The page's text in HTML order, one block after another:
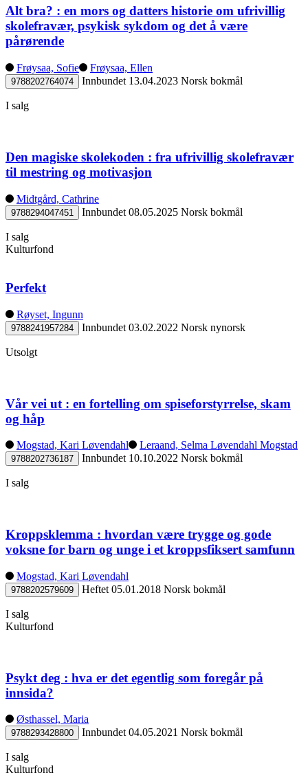
Alt bra? : en mors og datters historie om ufrivillig
skolefravær, psykisk sykdom og det å være
pårørende
Frøysaa, Sofie Frøysaa, Ellen
9788202764074 Innbundet 13.04.2023 Norsk bokmål
I salg
Den magiske skolekoden : fra ufrivillig skolefravær
til mestring og motivasjon
Midtgård, Cathrine
9788294047451 Innbundet 08.05.2025 Norsk bokmål
I salg
Kulturfond
Perfekt
Røyset, Ingunn
9788241957284 Innbundet 03.02.2022 Norsk nynorsk
Utsolgt
Vår vei ut : en fortelling om spiseforstyrrelse, skam
og håp
Mogstad, Kari Løvendahl Leraand, Selma Løvendahl Mogstad
9788202736187 Innbundet 10.10.2022 Norsk bokmål
I salg
Kroppsklemma : hvordan være trygge og gode
voksne for barn og unge i et kroppsfiksert samfunn
Mogstad, Kari Løvendahl
9788202579609 Heftet 05.01.2018 Norsk bokmål
I salg
Kulturfond
Psykt deg : hva er det egentlig som foregår på
innsida?
Østhassel, Maria
9788293428800 Innbundet 04.05.2021 Norsk bokmål
I salg
Kulturfond